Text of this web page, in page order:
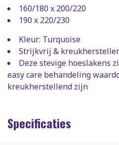
160/180 x 200/220
190 x 220/230
Kleur: Turquoise
Strijkvrij &
Deze stevige hoeslakens
easy care behandeling
kreukherstellend zijn
Specificaties